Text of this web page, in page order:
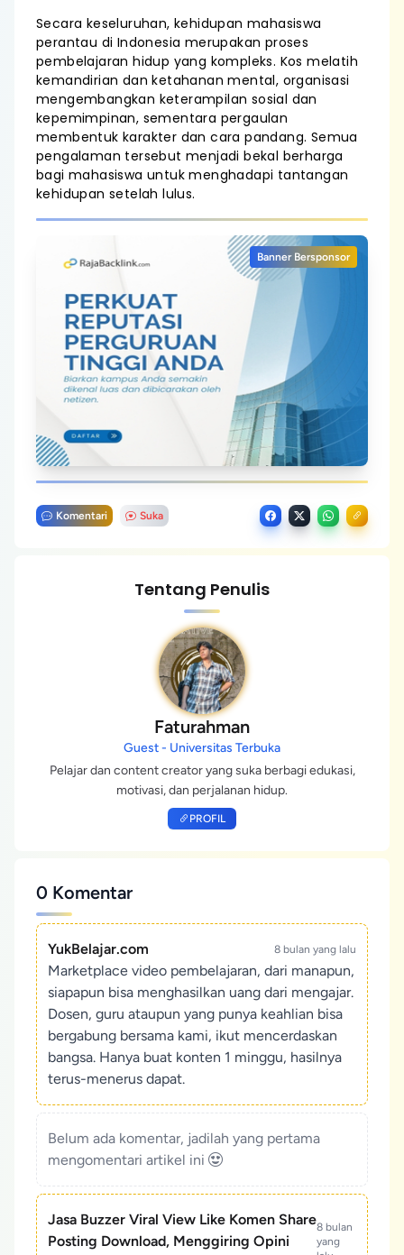
Secara keseluruhan, kehidupan mahasiswa
perantau di Indonesia merupakan proses
pembelajaran hidup yang kompleks. Kos melatih
kemandirian dan ketahanan mental, organisasi
mengembangkan keterampilan sosial dan
kepemimpinan, sementara pergaulan
membentuk karakter dan cara pandang. Semua
pengalaman tersebut menjadi bekal berharga
bagi mahasiswa untuk menghadapi tantangan
kehidupan setelah lulus.
Banner Bersponsor
Komentari Suka
Tentang Penulis
Faturahman
Guest - Universitas Terbuka
Pelajar dan content creator yang suka berbagi edukasi,
motivasi, dan perjalanan hidup.
PROFIL
0 Komentar
YukBelajar.com 8 bulan yang lalu
Marketplace video pembelajaran, dari manapun,
siapapun bisa menghasilkan uang dari mengajar.
Dosen, guru ataupun yang punya keahlian bisa
bergabung bersama kami, ikut mencerdaskan
bangsa. Hanya buat konten 1 minggu, hasilnya
terus-menerus dapat.
Belum ada komentar, jadilah yang pertama
mengomentari artikel ini
Jasa Buzzer Viral View Like Komen Share
Posting Download, Menggiring Opini
8 bulan
yang